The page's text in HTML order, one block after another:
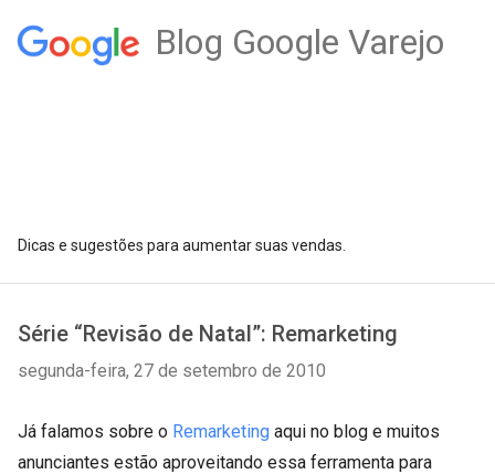
Blog Google Varejo
Dicas e sugestões para aumentar suas vendas.
Série “Revisão de Natal”: Remarketing
segunda-feira, 27 de setembro de 2010
Já falamos sobre o Remarketing aqui no blog e muitos
anunciantes estão aproveitando essa ferramenta para